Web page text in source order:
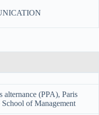
alternance (PPA), Paris
School of Management